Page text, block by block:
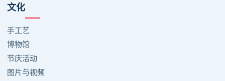
文化
手工艺
博物馆
节庆活动
图片与视频